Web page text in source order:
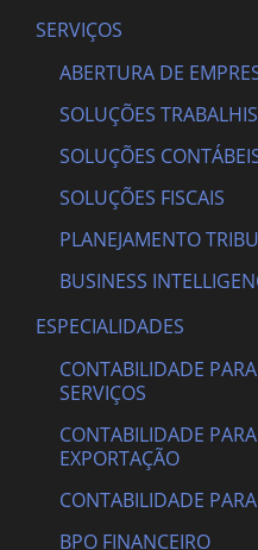
SERVIÇOS
ABERTURA DE
SOLUÇÕES
SOLUÇÕES
SOLUÇÕES FISCAIS
PLANEJAMENTO
BUSINESS
ESPECIALIDADES
CONTABILIDADE
SERVIÇOS
CONTABILIDADE
EXPORTAÇÃO
CONTABILIDADE
BPO FINANCEIRO